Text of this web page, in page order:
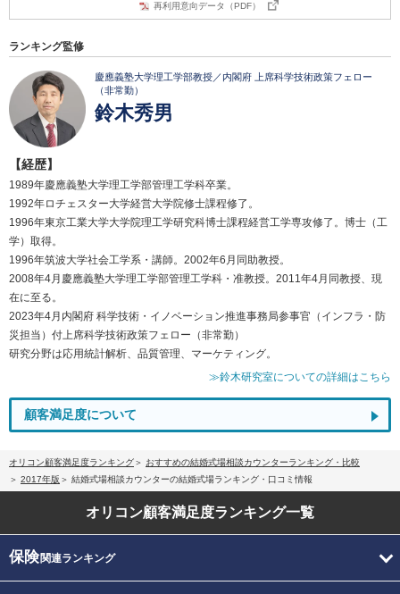
再利用意向データ（PDF）
ランキング監修
慶應義塾大学理工学部教授／内閣府 上席科学技術政策フェロー
（非常勤）
鈴木秀男
【経歴】
1989年慶應義塾大学理工学部管理工学科卒業。
1992年ロチェスター大学経営大学院修士課程修了。
1996年東京工業大学大学院理工学研究科博士課程経営工学専攻修了。博士（工
学）取得。
1996年筑波大学社会工学系・講師。2002年6月同助教授。
2008年4月慶應義塾大学理工学部管理工学科・准教授。2011年4月同教授、現
在に至る。
2023年4月内閣府 科学技術・イノベーション推進事務局参事官（インフラ・防
災担当）付上席科学技術政策フェロー（非常勤）
研究分野は応用統計解析、品質管理、マーケティング。
≫鈴木研究室についての詳細はこちら
顧客満足度について
オリコン顧客満足度ランキング
おすすめの結婚式場相談カウンターランキング・比較
2017年版
結婚式場相談カウンターの結婚式場ランキング・口コミ情報
オリコン顧客満足度ランキング一覧
保険関連ランキング